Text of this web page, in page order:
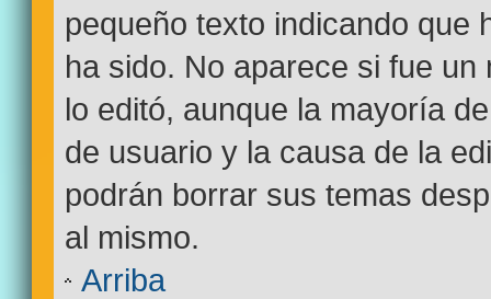
pequeño texto indicando que
ha sido. No aparece si fue
lo editó, aunque la mayoría
de usuario y la causa de la
podrán borrar sus temas
al mismo.
Arriba